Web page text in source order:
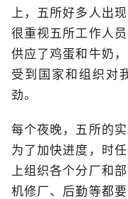
上，五所好多人出
很重视五所工作人
供应了鸡蛋和牛奶
受到国家和组织对
劲。
每个夜晚，五所的
为了加快进度，时
上组织各个分厂和
机修厂、后勤等都